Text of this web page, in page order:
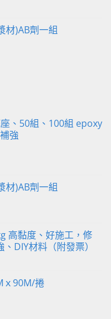
材)AB劑一組
、50組、100組 epoxy
強
材)AB劑一組
高黏度、好施工，修
DIY材料（附發票）
ｘ90M/捲